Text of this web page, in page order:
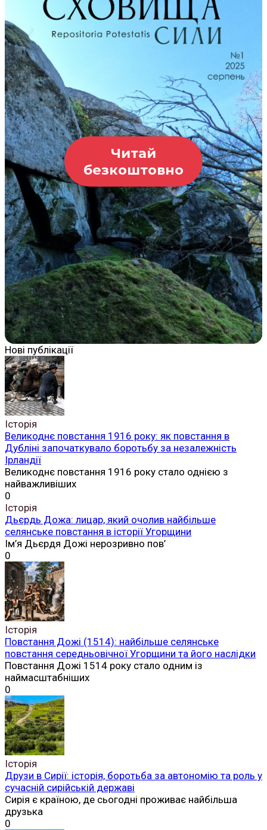
Читай
безкоштовно
Нові публікації
Історія
Великоднє повстання 1916 року: як повстання в
Дубліні започаткувало боротьбу за незалежність
Ірландії
Великоднє повстання 1916 року стало однією з
найважливіших
0
Історія
Дьєрдь Дожа: лицар, який очолив найбільше
селянське повстання в історії Угорщини
Ім’я Дьєрдя Дожі нерозривно пов’
0
Історія
Повстання Дожі (1514): найбільше селянське
повстання середньовічної Угорщини та його наслідки
Повстання Дожі 1514 року стало одним із
наймасштабніших
0
Історія
Друзи в Сирії: історія, боротьба за автономію та роль у
сучасній сирійській державі
Сирія є країною, де сьогодні проживає найбільша
друзька
0